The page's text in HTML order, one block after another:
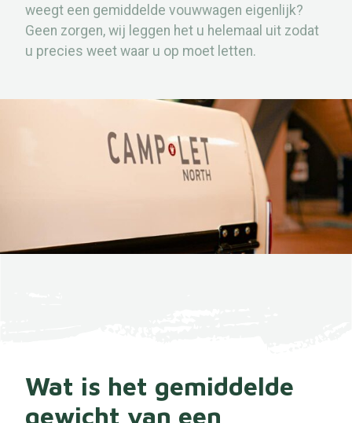
weegt een gemiddelde vouwwagen eigenlijk?
Geen zorgen, wij leggen het u helemaal uit zodat
u precies weet waar u op moet letten.
Wat is het gemiddelde
gewicht van een